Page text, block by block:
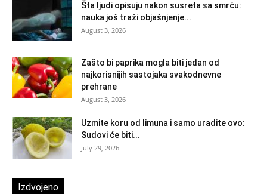
Šta ljudi opisuju nakon susreta sa smrću:
nauka još traži objašnjenje...
August 3, 2026
Zašto bi paprika mogla biti jedan od
najkorisnijih sastojaka svakodnevne
prehrane
August 3, 2026
Uzmite koru od limuna i samo uradite ovo:
Sudovi će biti...
July 29, 2026
Izdvojeno